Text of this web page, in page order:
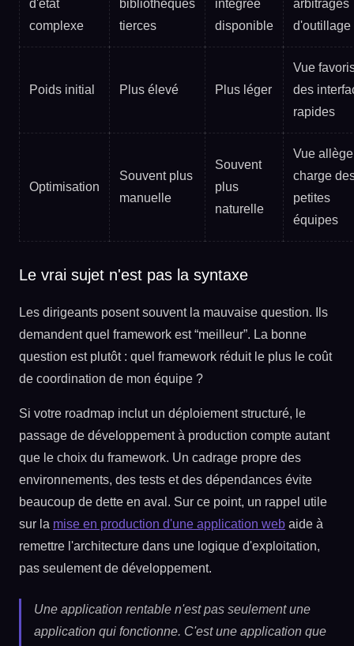
d'état
complexe
bibliothèques
tierces
intégrée
disponible
arbitrages
d'outillage
Poids initial Plus élevé Plus léger
Vue
des
rapides
Optimisation
Souvent plus
manuelle
Souvent
plus
naturelle
Vue
charge
petites
équipes
Le vrai sujet n'est pas la syntaxe
Les dirigeants posent souvent la mauvaise question. Ils
demandent quel framework est “meilleur”. La bonne
question est plutôt : quel framework réduit le plus le coût
de coordination de mon équipe ?
Si votre roadmap inclut un déploiement structuré, le
passage de développement à production compte autant
que le choix du framework. Un cadrage propre des
environnements, des tests et des dépendances évite
beaucoup de dette en aval. Sur ce point, un rappel utile
sur la mise en production d'une application web aide à
remettre l'architecture dans une logique d'exploitation,
pas seulement de développement.
Une application rentable n'est pas seulement une
application qui fonctionne. C'est une application que